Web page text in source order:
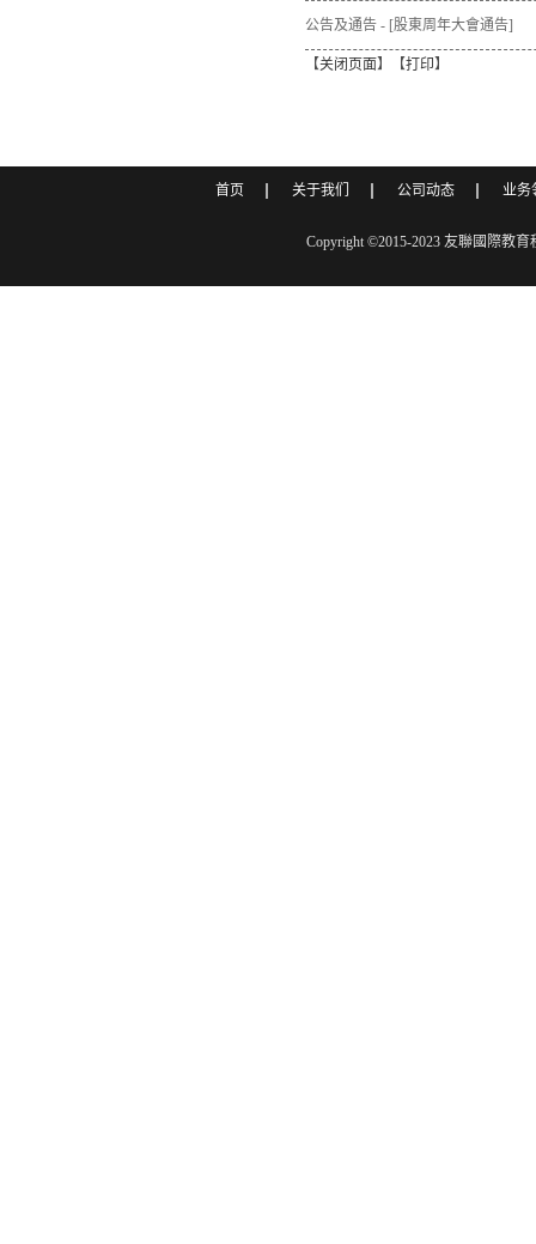
公告及通告 - [股東周年大會通告]
【关闭页面】【打印】
首页 关于我们 公司动态 业务
Copyright ©2015-2023 友聯國際教